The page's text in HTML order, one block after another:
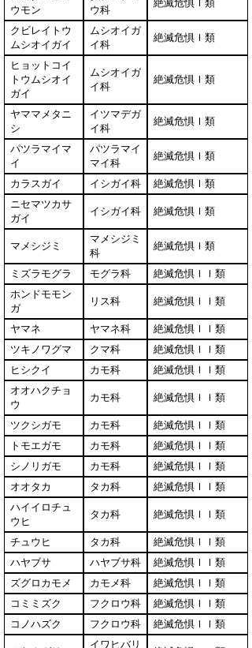
ウモン
ウ科
絶滅危惧Ｉ類
クビレイトウ
ムシオイガイ
ムシオイガ
イ科
絶滅危惧Ｉ類
ヒョットコイ
トウムシオイ
ガイ
ムシオイガ
イ科
絶滅危惧Ｉ類
ヤママメタニ
シ
イツマデガ
イ科
絶滅危惧Ｉ類
パツラマイマ
イ
パツラマイ
マイ科
絶滅危惧Ｉ類
カラスガイ イシガイ科
絶滅危惧Ｉ類
ニセマツカサ
ガイ
イシガイ科 絶滅危惧Ｉ類
マメシジミ
マメシジミ
科
絶滅危惧Ｉ類
ミズラモグラ モグラ科
絶滅危惧ＩＩ類
ホンドモモン
ガ
リス科 絶滅危惧ＩＩ類
ヤマネ ヤマネ科
絶滅危惧ＩＩ類
ツキノワグマ
クマ科
絶滅危惧ＩＩ類
ヒシクイ
カモ科
絶滅危惧ＩＩ類
オオハクチョ
ウ
カモ科 絶滅危惧ＩＩ類
ツクシガモ カモ科
絶滅危惧ＩＩ類
トモエガモ
カモ科
絶滅危惧ＩＩ類
シノリガモ
カモ科
絶滅危惧ＩＩ類
オオタカ
タカ科
絶滅危惧ＩＩ類
ハイイロチュ
ウヒ
タカ科 絶滅危惧ＩＩ類
チュウヒ タカ科
絶滅危惧ＩＩ類
ハヤブサ
ハヤブサ科
絶滅危惧ＩＩ類
ズグロカモメ
カモメ科
絶滅危惧ＩＩ類
コミミズク
フクロウ科
絶滅危惧ＩＩ類
コノハズク
フクロウ科 絶滅危惧ＩＩ類
イワヒバリ